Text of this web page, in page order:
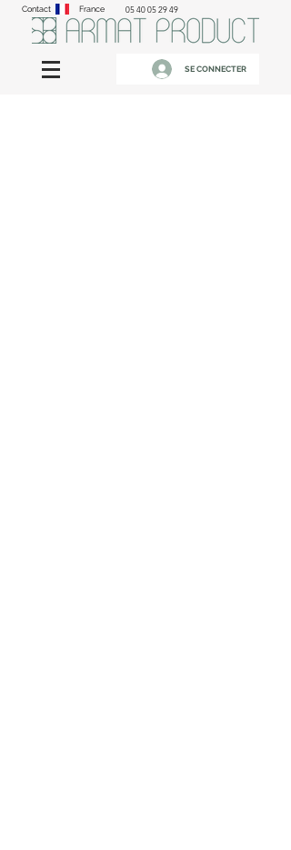
Contact France 05 40 05 29 49
SE CONNECTER